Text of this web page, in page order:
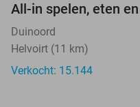
All-in spelen, eten
Duinoord
Helvoirt (11 km)
Verkocht: 15.144